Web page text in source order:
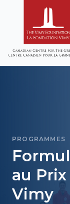
PROGRAMMES
au
Vimy